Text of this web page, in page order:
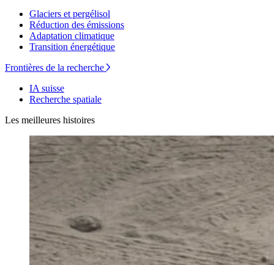
Glaciers et pergélisol
Réduction des émissions
Adaptation climatique
Transition énergétique
Frontières de la recherche
IA suisse
Recherche spatiale
Les meilleures histoires